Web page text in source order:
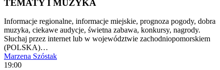
TEMATY I MUZYKA
Informacje regionalne, informacje miejskie, prognoza pogody, dobra
muzyka, ciekawe audycje, świetna zabawa, konkursy, nagrody.
Słuchaj przez internet lub w województwie zachodniopomorskiem
(POLSKA)…
Marzena Szóstak
19:00